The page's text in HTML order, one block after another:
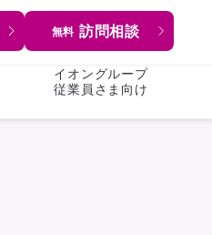
無料 訪問相談
イオングループ
従業員さま向け